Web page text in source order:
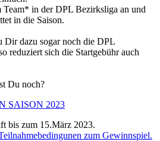
in der DPL Bezirksliga an und
in die Saison.
Dir dazu sogar noch die DPL
reduziert sich die Startgebühr auch
Du noch?
SAISON 2023
bis zum 15.März 2023.
zum Gewinnspiel.